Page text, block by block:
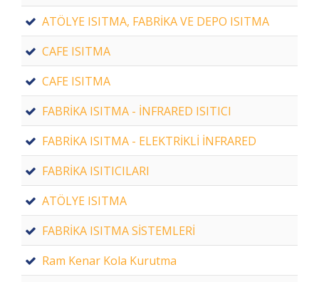
ATÖLYE ISITMA, FABRİKA VE DEPO ISITMA
CAFE ISITMA
CAFE ISITMA
FABRİKA ISITMA - İNFRARED ISITICI
FABRİKA ISITMA - ELEKTRİKLİ İNFRARED
FABRİKA ISITICILARI
ATÖLYE ISITMA
FABRİKA ISITMA SİSTEMLERİ
Ram Kenar Kola Kurutma